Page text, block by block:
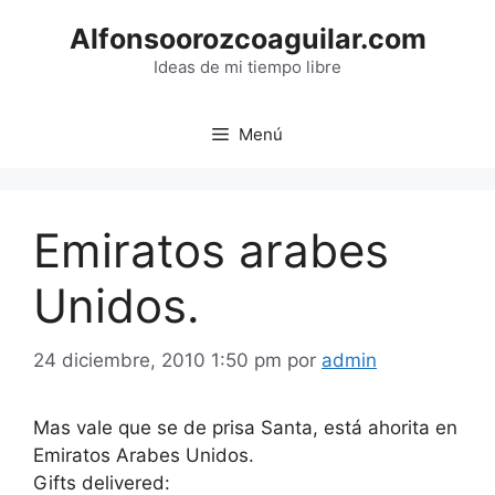
Alfonsoorozcoaguilar.com
Ideas de mi tiempo libre
Menú
Emiratos arabes
Unidos.
24 diciembre, 2010 1:50 pm por admin
Mas vale que se de prisa Santa, está ahorita en
Emiratos Arabes Unidos.
Gifts delivered: